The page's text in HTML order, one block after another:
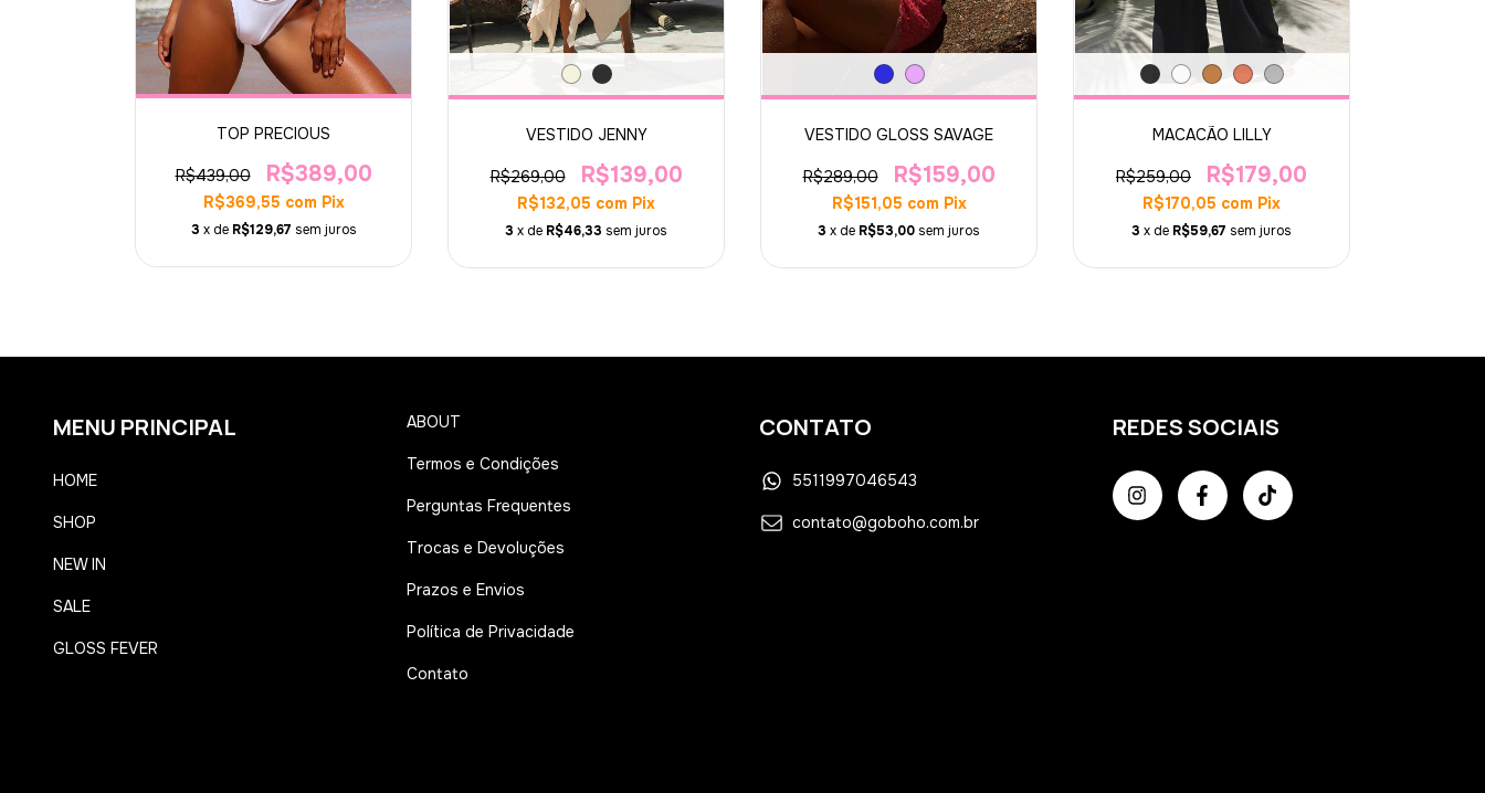
TOP PRECIOUS
R$439,00 R$389,00
R$369,55 com Pix
3 x de R$129,67 sem juros
VESTIDO JENNY
R$269,00 R$139,00
R$132,05 com Pix
3 x de R$46,33 sem juros
VESTIDO GLOSS SAVAGE
R$289,00 R$159,00
R$151,05 com Pix
3 x de R$53,00 sem juros
MACACÃO LILLY
R$259,00 R$179,00
R$170,05 com Pix
3 x de R$59,67 sem juros
MENU PRINCIPAL
HOME
SHOP
NEW IN
SALE
GLOSS FEVER
ABOUT
Termos e Condições
Perguntas Frequentes
Trocas e Devoluções
Prazos e Envios
Política de Privacidade
Contato
CONTATO
5511997046543
contato@goboho.com.br
REDES SOCIAIS